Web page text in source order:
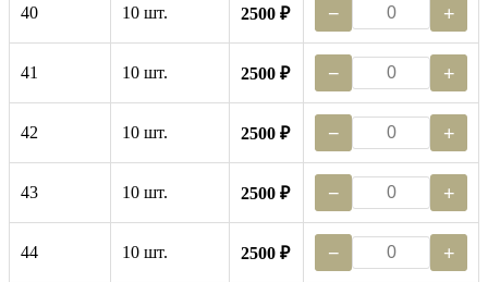
40 10 шт. 2500 ₽ − +
41 10 шт. 2500 ₽ − +
42 10 шт. 2500 ₽ − +
43 10 шт. 2500 ₽ − +
44 10 шт. 2500 ₽ − +